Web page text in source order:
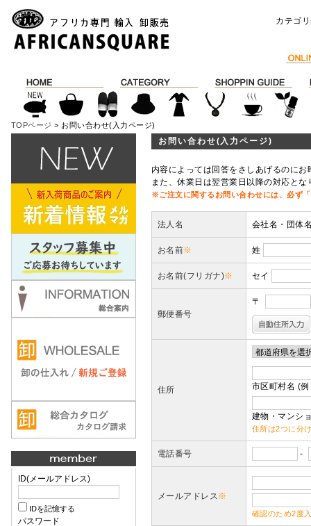
カテゴ
TOPページ > お問い合わせ(入力ページ)
ID(メールアドレス)
IDを記憶する
パスワード
お問い合わせ(入力ページ)
内容によっては回答をさしあげるのに
また、休業日は翌営業日以降の対応と
※ご注文に関するお問い合わせには、必ず
法人名 会社名・団体
お名前※ 姓
お名前(フリガナ)※ セイ
郵便番号
〒
住所 市区町村名 (
建物・マンシ
住所は2つに分
電話番号 -
メールアドレス※
確認のため2度